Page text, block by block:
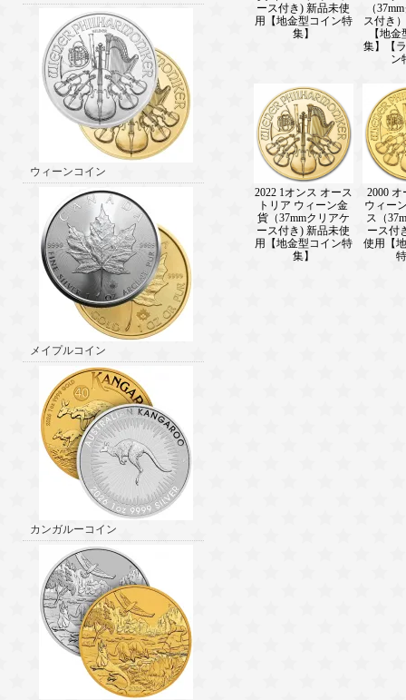
ウィーンコイン
メイプルコイン
カンガルーコイン
ース付き) 新品未使
用【地金型コイン特
集】
（
ス付き
【地
集】【
ン
2022 1オンス オース
トリア ウィーン金
貨（37mmクリアケ
ース付き) 新品未使
用【地金型コイン特
集】
2000
ウィー
ス（
ース付
使用【